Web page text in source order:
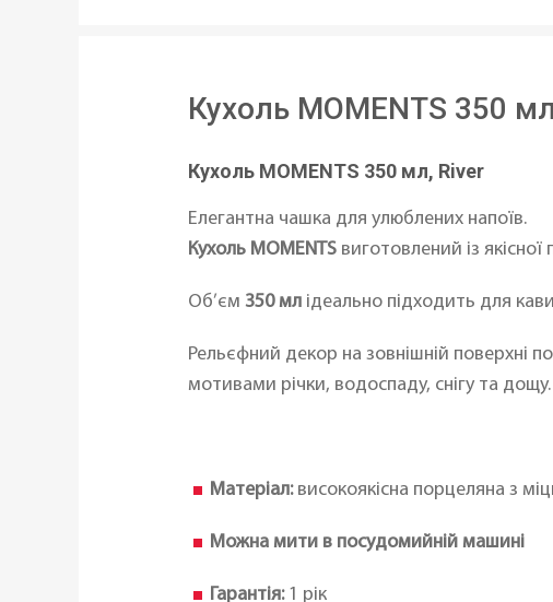
Кухоль MOMENTS 350
Кухоль MOMENTS 350 мл, River
Елегантна чашка для улюблених напоїв.
Кухоль MOMENTS виготовлений із
Об’єм 350 мл ідеально підходить для
Рельєфний декор на зовнішній поверхні
мотивами річки, водоспаду, снігу та дощу.
Матеріал:високоякісна порцеляна з
Можна мити в посудомийній машині
Гарантія:1 рік